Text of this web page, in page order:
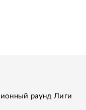
раунд Лиги